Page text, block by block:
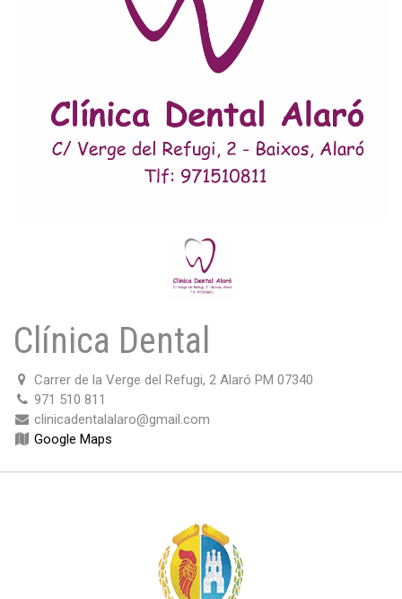
Clínica Dental
Carrer de la Verge del Refugi, 2 Alaró PM 07340
971 510 811
clinicadentalalaro@gmail.com
Google Maps